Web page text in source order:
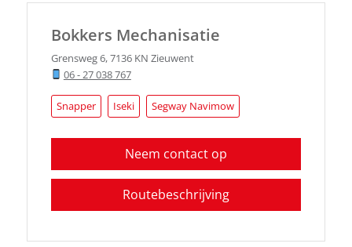
Bokkers Mechanisatie
Grensweg 6,7136 KN Zieuwent
06 - 27 038 767
Snapper Iseki Segway Navimow
Neem contact op
Routebeschrijving